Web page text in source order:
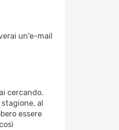
un'e-mail
cercando.
al
essere